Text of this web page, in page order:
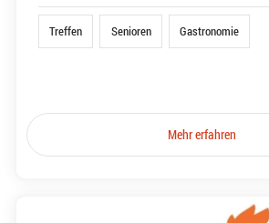
Treffen Senioren Gastronomie
Mehr erfahren